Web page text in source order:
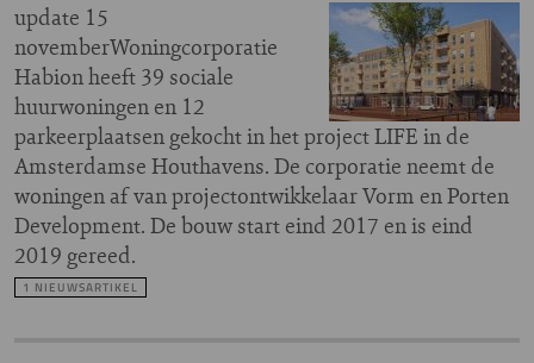
update 15
novemberWoningcorporatie
Habion heeft 39 sociale
huurwoningen en 12
parkeerplaatsen gekocht in het project LIFE in de
Amsterdamse Houthavens. De corporatie neemt de
woningen af van projectontwikkelaar Vorm en Porten
Development. De bouw start eind 2017 en is eind
2019 gereed.
1 NIEUWSARTIKEL